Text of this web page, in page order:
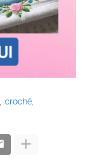
crochê